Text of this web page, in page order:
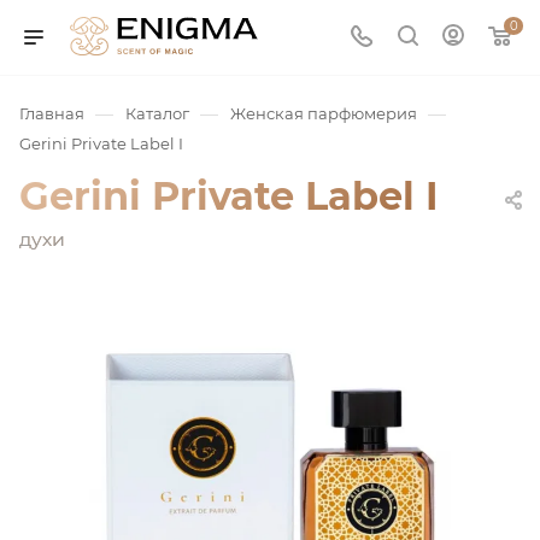
0
Главная — Каталог — Женская парфюмерия —
Gerini Private Label I
Gerini Private Label I
духи